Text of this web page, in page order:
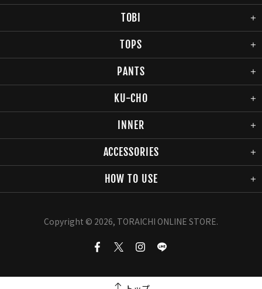
TOBI
TOPS
PANTS
KU-CHO
INNER
ACCESSORIES
HOW TO USE
Copyright © 2026, TORAICHI ONLINE STORE.